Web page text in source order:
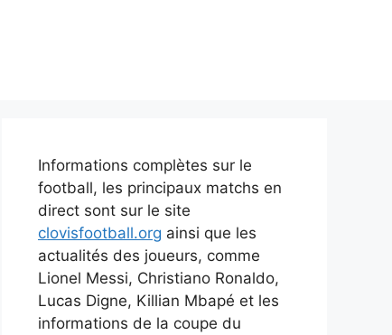
Informations complètes sur le
football, les principaux matchs en
direct sont sur le site
clovisfootball.org ainsi que les
actualités des joueurs, comme
Lionel Messi, Christiano Ronaldo,
Lucas Digne, Killian Mbapé et les
informations de la coupe du